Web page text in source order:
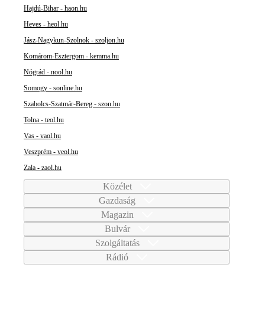
Hajdú-Bihar - haon.hu
Heves - heol.hu
Jász-Nagykun-Szolnok - szoljon.hu
Komárom-Esztergom - kemma.hu
Nógrád - nool.hu
Somogy - sonline.hu
Szabolcs-Szatmár-Bereg - szon.hu
Tolna - teol.hu
Vas - vaol.hu
Veszprém - veol.hu
Zala - zaol.hu
Közélet
Gazdaság
Magazin
Bulvár
Szolgáltatás
Rádió